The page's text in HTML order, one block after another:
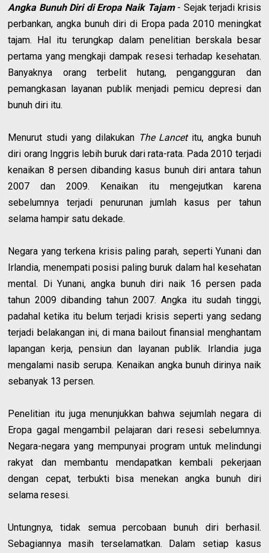
Angka Bunuh Diri di Eropa Naik Tajam- Sejak terjadi krisis
perbankan, angka bunuh diri di Eropa pada 2010 meningkat
tajam. Hal itu terungkap dalam penelitian berskala besar
pertama yang mengkaji dampak resesi terhadap kesehatan.
Banyaknya orang terbelit hutang, pengangguran dan
pemangkasan layanan publik menjadi pemicu depresi dan
bunuh diri itu.
Menurut studi yang dilakukan The Lancetitu, angka bunuh
diri orang Inggris lebih buruk dari rata-rata. Pada 2010 terjadi
kenaikan 8 persen dibanding kasus bunuh diri antara tahun
2007 dan 2009. Kenaikan itu mengejutkan karena
sebelumnya terjadi penurunan jumlah kasus per tahun
selama hampir satu dekade.
Negara yang terkena krisis paling parah, seperti Yunani dan
Irlandia, menempati posisi paling buruk dalam hal kesehatan
mental. Di Yunani, angka bunuh diri naik 16 persen pada
tahun 2009 dibanding tahun 2007. Angka itu sudah tinggi,
padahal ketika itu belum terjadi krisis seperti yang sedang
terjadi belakangan ini, di mana bailout finansial menghantam
lapangan kerja, pensiun dan layanan publik. Irlandia juga
mengalami nasib serupa. Kenaikan angka bunuh dirinya naik
sebanyak 13 persen.
Penelitian itu juga menunjukkan bahwa sejumlah negara di
Eropa gagal mengambil pelajaran dari resesi sebelumnya.
Negara-negara yang mempunyai program untuk melindungi
rakyat dan membantu mendapatkan kembali pekerjaan
dengan cepat, terbukti bisa menekan angka bunuh diri
selama resesi.
Untungnya, tidak semua percobaan bunuh diri berhasil.
Sebagiannya masih terselamatkan. Dalam setiap kasus